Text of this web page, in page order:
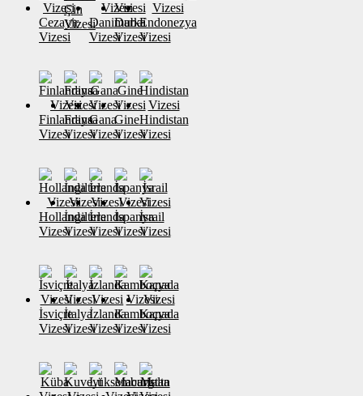
Cezayir
Vizesi
Çin
VizesiDanimarka
Vizesi
Dubai
Vizesi
Endonezya
Vizesi
Finlandiya
Vizesi
Fransa
Vizesi
Gana
Vizesi
Gine
Vizesi
Hindistan
Vizesi
Hollanda
Vizesi
İngiltere
Vizesi
İrlanda
Vizesi
İspanya
Vizesi
İsrail
Vizesi
İsviçre
Vizesi
İtalya
Vizesi
İzlanda
Vizesi
Kamboçya
Vizesi
Kanada
Vizesi